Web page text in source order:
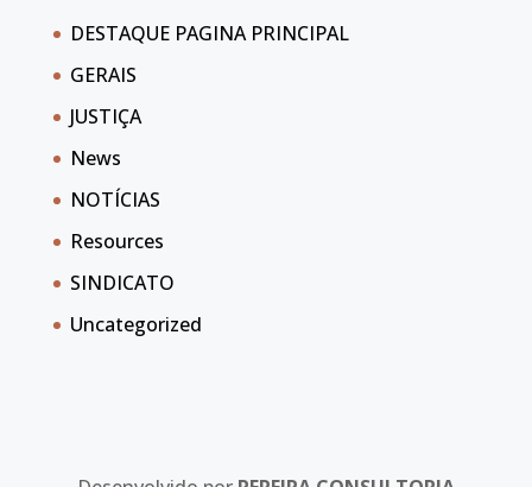
DESTAQUE PAGINA PRINCIPAL
GERAIS
JUSTIÇA
News
NOTÍCIAS
Resources
SINDICATO
Uncategorized